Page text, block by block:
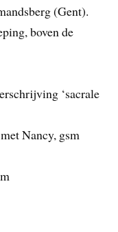
(Gent).
boven de
‘sacrale
Nancy, gsm